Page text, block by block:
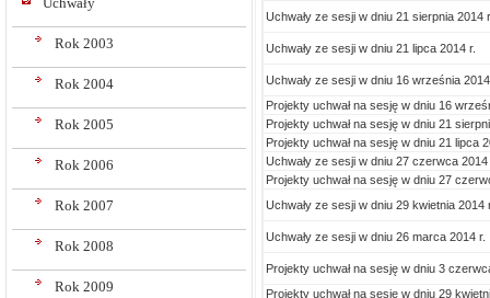
Rok 2003
Rok 2004
Rok 2005
Rok 2006
Rok 2007
Rok 2008
Rok 2009
Uchwały ze sesji w dniu 21 sierpnia 2014
Uchwały ze sesji w dniu 21 lipca 2014 r.
Uchwały ze sesji w dniu 16 września
Projekty uchwał na sesję w dniu 16
Projekty uchwał na sesję w dniu 21
Projekty uchwał na sesję w dniu 21 lipca
Uchwały ze sesji w dniu 27 czerwca 2014
Projekty uchwał na sesję w dniu 27
Uchwały ze sesji w dniu 29 kwietnia 2014
Uchwały ze sesji w dniu 26 marca 2014 r.
Projekty uchwał na sesję w dniu 3
Projekty uchwał na sesję w dniu 29